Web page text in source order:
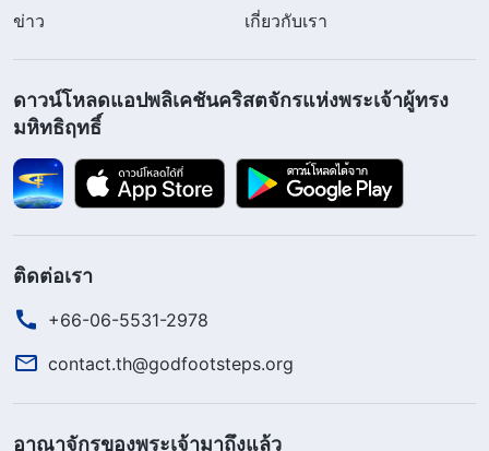
ข่าว
เกี่ยวกับเรา
ดาวน์โหลดแอปพลิเคชันคริสตจักรแห่งพระเจ้าผู้ทรง
มหิทธิฤทธิ์
ติดต่อเรา
+66-06-5531-2978
contact.th@godfootsteps.org
อาณาจักรของพระเจ้ามาถึงแล้ว